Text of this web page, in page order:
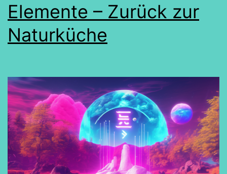
Elemente – Zurück zur
Naturküche